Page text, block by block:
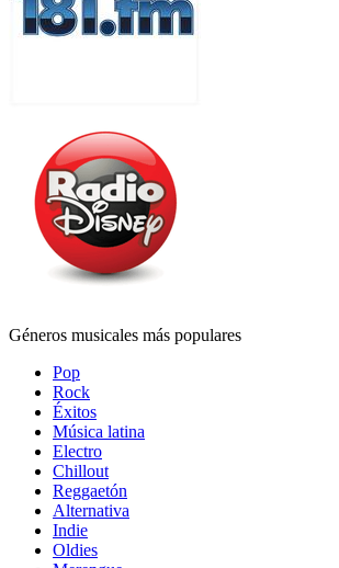
Géneros musicales más populares
Pop
Rock
Éxitos
Música latina
Electro
Chillout
Reggaetón
Alternativa
Indie
Oldies